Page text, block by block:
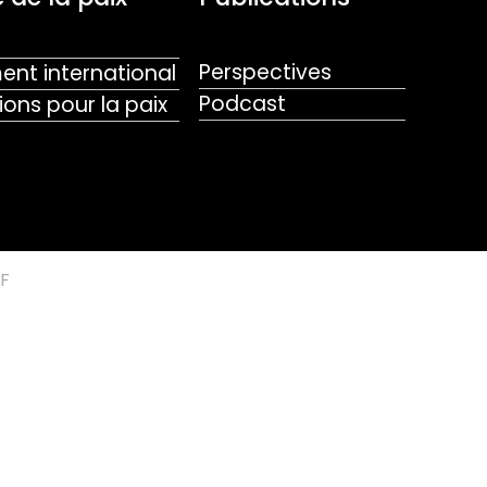
international
pour la paix
Perspectives
Podcast